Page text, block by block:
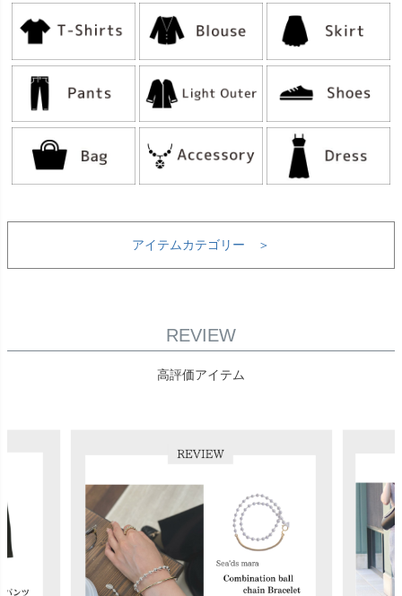
アイテムカテゴリー ＞
REVIEW
高評価アイテム